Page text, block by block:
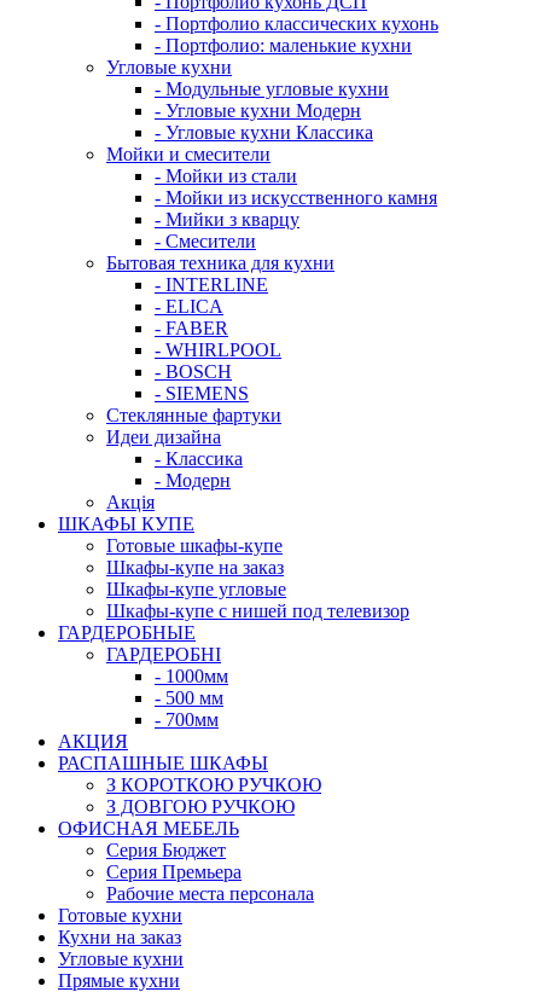
- Портфолио классических кухонь
- Портфолио: маленькие кухни
Угловые кухни
- Модульные угловые кухни
- Угловые кухни Модерн
- Угловые кухни Классика
Мойки и смесители
- Мойки из стали
- Мойки из искусственного камня
- Мийки з кварцу
- Смесители
Бытовая техника для кухни
- INTERLINE
- ELICA
- FABER
- WHIRLPOOL
- BOSCH
- SIEMENS
Стеклянные фартуки
Идеи дизайна
- Класcика
- Модерн
Акція
ШКАФЫ КУПЕ
Готовые шкафы-купе
Шкафы-купе на заказ
Шкафы-купе угловые
Шкафы-купе с нишей под телевизор
ГАРДЕРОБНЫЕ
ГАРДЕРОБНІ
- 1000мм
- 500 мм
- 700мм
АКЦИЯ
РАСПАШНЫЕ ШКАФЫ
З КОРОТКОЮ РУЧКОЮ
З ДОВГОЮ РУЧКОЮ
ОФИСНАЯ МЕБЕЛЬ
Серия Бюджет
Серия Премьера
Рабочие места персонала
Готовые кухни
Кухни на заказ
Угловые кухни
Прямые кухни